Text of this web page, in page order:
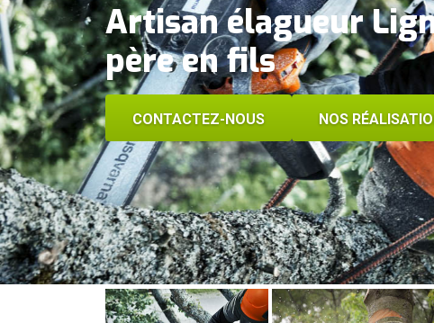
Artisan élagueur
père en fils
CONTACTEZ-NOUS NOS